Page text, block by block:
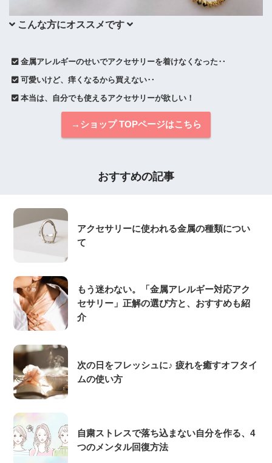
こんな方にオススメです
金属アレルギーのせいでアクセサリーを着けなくなった‥
可愛いけど、痒くなるから買えない‥
本当は、自分でも使えるアクセサリーが欲しい！
→ショップ TOPページはこちら
おすすめの記事
アクセサリーに使われる金属の種類につい
て
もう迷わない。「金属アレルギー対応アク
セサリー」正解の選び方と、おすすめも紹
介
次の日をフレッシュに♪ 疲れを癒すオフタイ
ムの使い方
自粛ストレスで落ち込まない自分を作る、4
つのメンタル回復方法